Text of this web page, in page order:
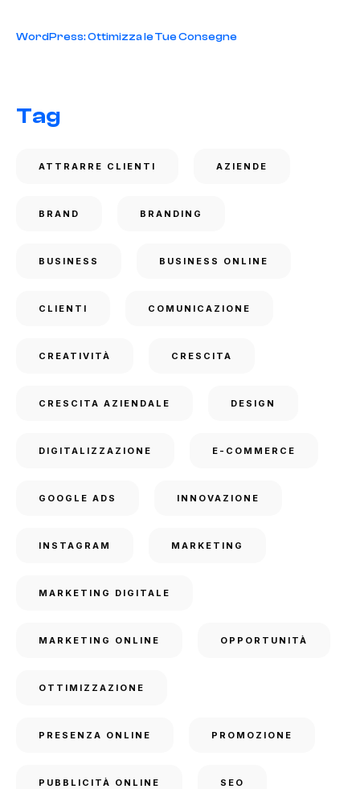
WordPress: Ottimizza le Tue Consegne
Tag
ATTRARRE CLIENTI AZIENDE
BRAND BRANDING
BUSINESS BUSINESS ONLINE
CLIENTI COMUNICAZIONE
CREATIVITÀ CRESCITA
CRESCITA AZIENDALE DESIGN
DIGITALIZZAZIONE E-COMMERCE
GOOGLE ADS INNOVAZIONE
INSTAGRAM MARKETING
MARKETING DIGITALE
MARKETING ONLINE OPPORTUNITÀ
OTTIMIZZAZIONE
PRESENZA ONLINE PROMOZIONE
PUBBLICITÀ ONLINE SEO